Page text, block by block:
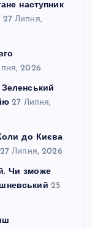
наступник
27 Липня,
2026
27 Липня,
до Києва
27 Липня, 2026
Чи зможе
25